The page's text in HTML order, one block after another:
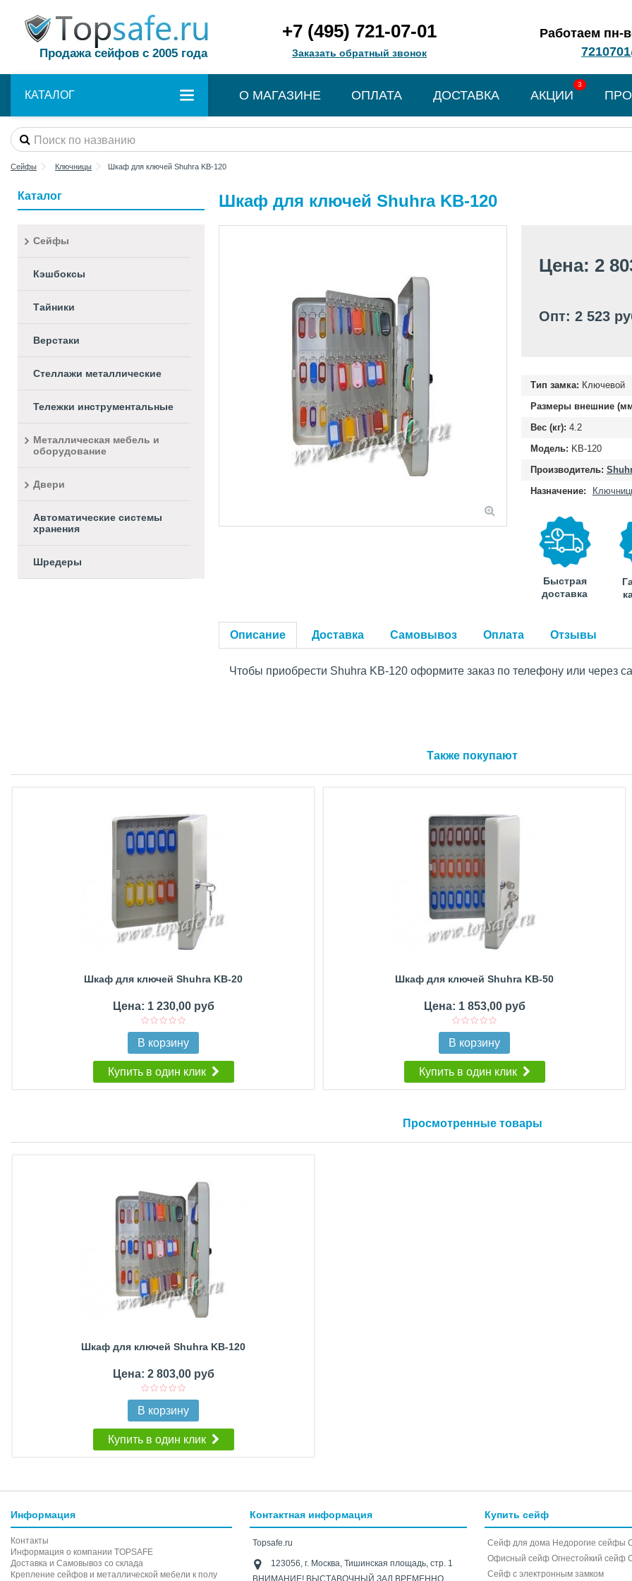
Продажа сейфов с 2005 года
Работаем пн-
+7 (495) 721-07-01
Заказать обратный звонок
КАТАЛОГ О МАГАЗИНЕ ОПЛАТА ДОСТАВКА
3
АКЦИИ
Сейфы Ключницы Шкаф для ключей Shuhra KB-120
Каталог
Сейфы
Кэшбоксы
Тайники
Верстаки
Стеллажи металлические
Тележки инструментальные
Металлическая мебель и
оборудование
Двери
Автоматические системы
хранения
Шредеры
Шкаф для ключей Shuhra KB-120
Цена: 2
Опт: 2 523
Тип замка: Ключевой
Размеры внешние
Вес (кг): 4.2
Модель: KB-120
Производитель:
Назначение:
Быстрая
доставка
Описание Доставка Самовывоз Оплата Отзывы
Чтобы приобрести Shuhra KB-120 оформите заказ по телефону или через
Также покупают
Шкаф для ключей Shuhra KB-20
Цена: 1 230,00 руб
В корзину
Купить в один клик
Шкаф для ключей Shuhra KB-50
Цена: 1 853,00 руб
В корзину
Купить в один клик
Просмотренные товары
Шкаф для ключей Shuhra KB-120
Цена: 2 803,00 руб
В корзину
Купить в один клик
Информация
Контакты
Информация о компании TOPSAFE
Доставка и Самовывоз со склада
Крепление сейфов и металлической мебели к полу
Контактная информация
Topsafe.ru
123056, г. Москва, Тишинская площадь, стр. 1
ВНИМАНИЕ! ВЫСТАВОЧНЫЙ ЗАЛ ВРЕМЕННО
Купить сейф
Сейф для дома Недорогие сейфы
Офисный сейф Огнестойкий сейф
Cейф с электронным замком